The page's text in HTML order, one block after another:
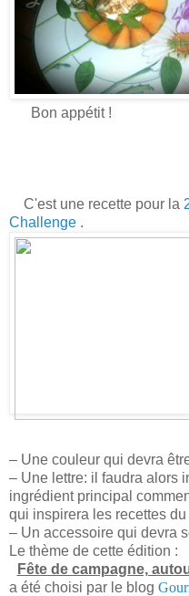
Bon appétit !
C'est une recette pour la
Challenge .
– Une couleur qui devra
– Une lettre: il faudra alors
ingrédient principal
qui inspirera les recettes
– Un accessoire qui devra
Le thème de cette édition :
Fête de campagne,
a été choisi par le blog